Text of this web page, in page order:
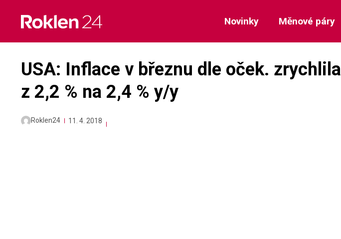
content
Novinky Měnové páry
USA: Inflace v březnu dle oček. zrychlila
z 2,2 % na 2,4 % y/y
Roklen24 11. 4. 2018